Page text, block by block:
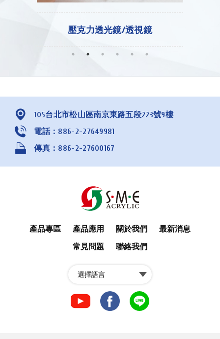
105台北市松山區南京東路五段223號9樓
電話：886-2-27649981
傳真：886-2-27600167
產品專區 產品應用 關於我們
最新消息
常見問題
聯絡我們